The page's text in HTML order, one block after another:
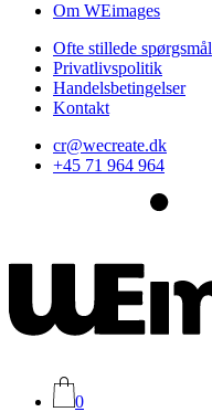
Om WEimages
Ofte stillede spørgsmål
Privatlivspolitik
Handelsbetingelser
Kontakt
cr@wecreate.dk
+45 71 964 964
0